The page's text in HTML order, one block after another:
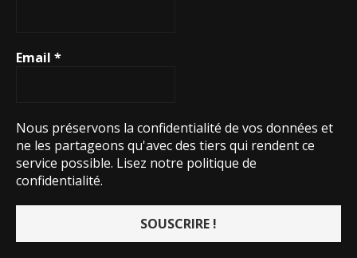
Email *
Nous préservons la confidentialité de vos données et
ne les partageons qu'avec des tiers qui rendent ce
service possible. Lisez notre politique de
confidentialité.